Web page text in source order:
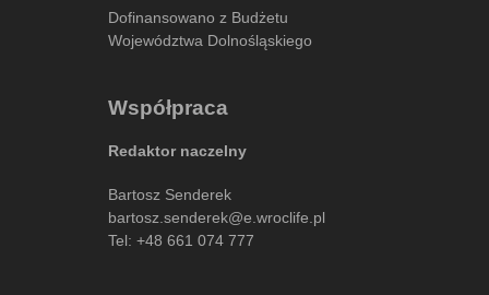
Dofinansowano z Budżetu
Województwa Dolnośląskiego
Współpraca
Redaktor naczelny
Bartosz Senderek
bartosz.senderek@e.wroclife.pl
Tel: +48 661 074 777